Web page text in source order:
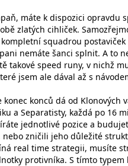
máte k dispozici opravdu
zlatých cihliček.
squadrou
nemáte šanci splnit. A to
takové speed runy, v nichž
jsem ale dával až s
konců dá od Klonových
a Separatisty, každá po 16
jednotlivé pozice a
zničili jeho důležité
real time strategii, musíte
protivníka. S tímto typem